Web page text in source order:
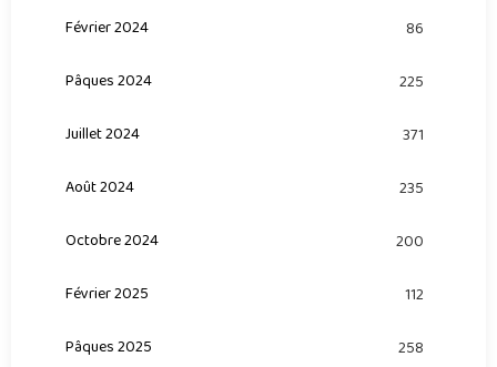
Février 2024 86
Pâques 2024 225
Juillet 2024 371
Août 2024 235
Octobre 2024 200
Février 2025 112
Pâques 2025 258